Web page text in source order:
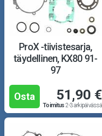
Puutarha ja metsä
Ajovarusteet
Nastarenkaat
Renkaat ja vanteet
Öljyt ja kemikaalit
ProX -tiivistesarja,
täydellinen, KX80 91-
97
Osta 51,90 €
Toimitus 2-3 arkipäivässä